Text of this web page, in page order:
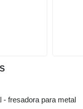
- fresadora para metal